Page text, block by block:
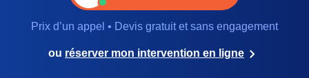
Prix d’un appel • Devis gratuit et sans engagement
ou réserver mon intervention en ligne